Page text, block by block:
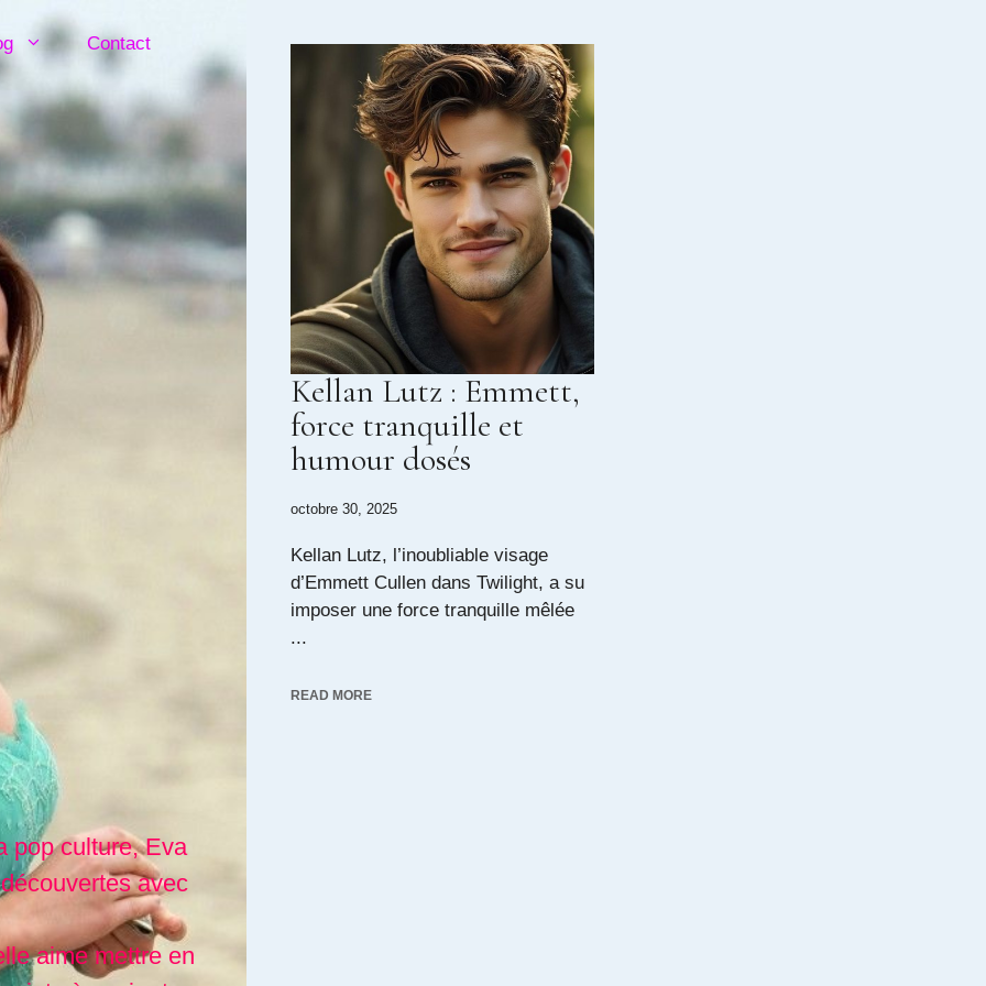
Contact
pop culture, Eva
avec
aime mettre en
Kellan Lutz : Emmett,
force tranquille et
humour dosés
octobre 30, 2025
Kellan Lutz, l’inoubliable visage
d’Emmett Cullen dans Twilight, a su
imposer une force tranquille mêlée
...
READ MORE